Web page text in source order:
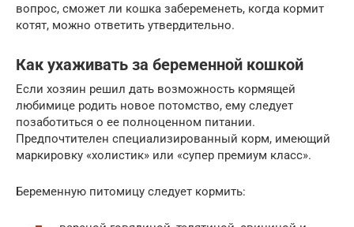
вопрос, сможет ли кошка забеременеть, когда кормит
котят, можно ответить утвердительно.
Как ухаживать за беременной кошкой
Если хозяин решил дать возможность кормящей
любимице родить новое потомство, ему следует
позаботиться о ее полноценном питании.
Предпочтителен специализированный корм, имеющий
маркировку «холистик» или «супер премиум класс».
Беременную питомицу следует кормить: